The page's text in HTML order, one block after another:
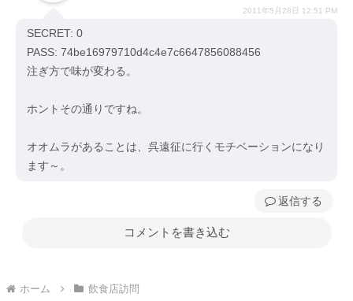
2011年5月28日 12:51 PM
SECRET: 0
PASS: 74be16979710d4c4e7c6647856088456
注ぎ方で味が変わる。
ホントその通りですね。
オオムラがあることは、呉遠征に行くモチベーションになり
ます～。
返信
コメントを書き込む
ホーム 飲食店訪問